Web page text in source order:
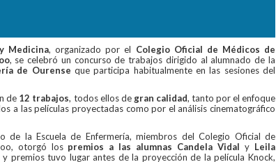
Medicina, organizado por el Colegio Oficial de Médicos de
, se celebró un concurso de trabajos dirigido al alumnado de la
de Ourense que participa habitualmente en las sesiones del
de 12 trabajos, todos ellos degran calidad, tanto por el enfoque
a las películas proyectadas como por el análisis cinematográfico
de la Escuela de Enfermería, miembros del Colegio Oficial de
otorgó los premios a las alumnas Candela Vidal y Leila
premios tuvo lugar antes de la proyección de la película Knock,